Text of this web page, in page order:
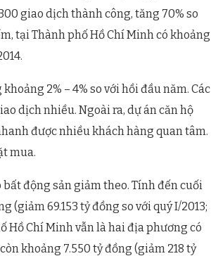
giao dịch thành công, tăng 70% so
tại Thành phố Hồ Chí Minh có khoảng
2% – 4% so với hồi đầu năm. Các
dịch nhiều. Ngoài ra, dự án căn hộ
được nhiều khách hàng quan tâm.
mua.
động sản giảm theo. Tính đến cuối
(giảm 69.153 tỷ đồng so với quý I/2013;
Hồ Chí Minh vẫn là hai địa phương có
khoảng 7.550 tỷ đồng (giảm 218 tỷ